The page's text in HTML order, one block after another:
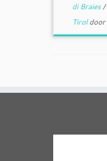
di Braies/
Tiroldoor